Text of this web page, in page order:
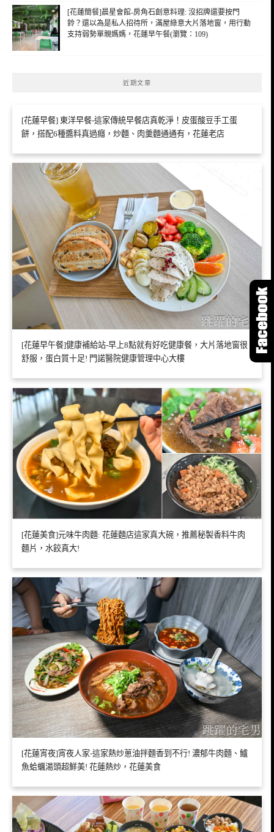
[花蓮簡餐]晨星會館-房角石創意料理: 沒招牌還要按門
鈴？還以為是私人招待所，滿屋綠意大片落地窗，用行動
支持弱勢單親媽媽，花蓮早午餐(瀏覽：109)
近期文章
[花蓮早餐] 東洋早餐-這家傳統早餐店真乾淨！皮蛋酸豆手工蛋
餅，搭配6種醬料真過癮，炒麵、肉羹麵通通有，花蓮老店
[花蓮早午餐]健康補給站-早上8點就有好吃健康餐，大片落地窗很
舒服，蛋白質十足! 門諾醫院健康管理中心大樓
[花蓮美食]元味牛肉麵: 花蓮麵店這家真大碗，推薦秘製香料牛肉
麵片，水餃真大!
[花蓮宵夜]宵夜人家-這家熱炒蔥油拌麵香到不行! 濃郁牛肉麵、鱸
魚蛤蠣湯頭超鮮美! 花蓮熱炒，花蓮美食